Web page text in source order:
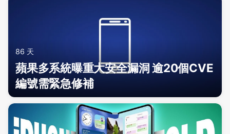
86 天
蘋果多系統曝重大安全漏洞 逾20個CVE
編號需緊急修補